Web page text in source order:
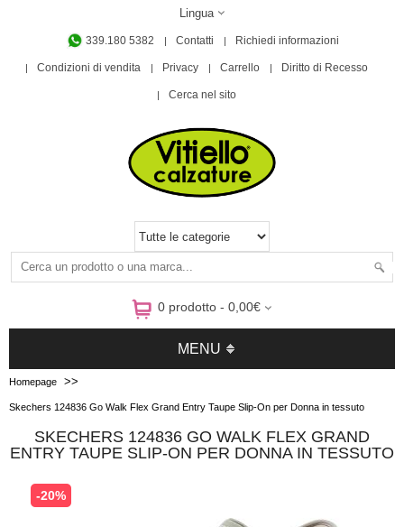
Lingua
339.180 5382 Contatti Richiedi informazioni
Condizioni di vendita Privacy Carrello Diritto di Recesso
Cerca nel sito
0 prodotto - 0,00€
MENU
Homepage >>
Skechers 124836 Go Walk Flex Grand Entry Taupe Slip-On per Donna in tessuto
SKECHERS 124836 GO WALK FLEX GRAND
ENTRY TAUPE SLIP-ON PER DONNA IN TESSUTO
-20%